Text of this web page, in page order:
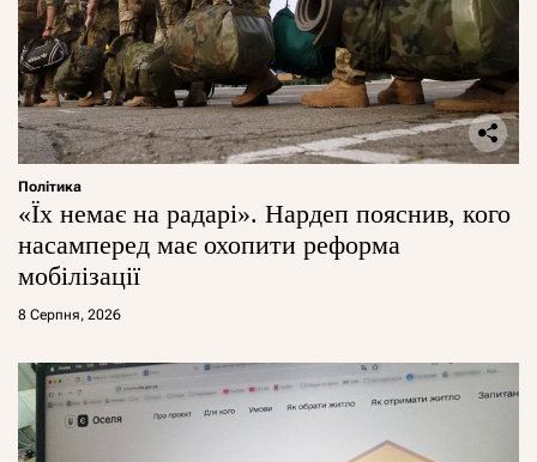
Політика
«Їх немає на радарі». Нардеп пояснив, кого
насамперед має охопити реформа
мобілізації
8 Серпня, 2026